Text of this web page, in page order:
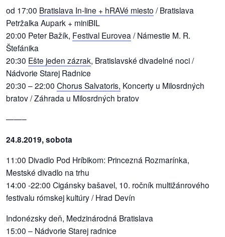
od 17:00 Bratislava In-line + hRAVé miesto / Bratislava
Petržalka Aupark + miniBIL
20:00 Peter Bažík, Festival Eurovea / Námestie M. R.
Štefánika
20:30 Ešte jeden zázrak, Bratislavské divadelné noci /
Nádvorie Starej Radnice
20:30 – 22:00 Chorus Salvatoris, Koncerty u Milosrdných
bratov / Záhrada u Milosrdných bratov
——–
24.8.2019, sobota
11:00 Divadlo Pod Hríbikom: Princezná Rozmarínka,
Mestské divadlo na trhu
14:00 -22:00 Cigánsky bašavel, 10. ročník multižánrového
festivalu rómskej kultúry / Hrad Devín
Indonézsky deň, Medzinárodná Bratislava
15:00 – Nádvorie Starej radnice